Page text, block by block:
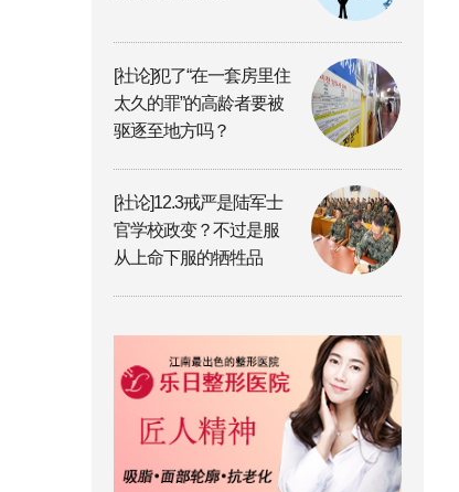
[社论]犯了“在一套房里住
太久的罪”的高龄者要被
驱逐至地方吗？
[社论]12.3戒严是陆军士
官学校政变？不过是服
从上命下服的牺牲品